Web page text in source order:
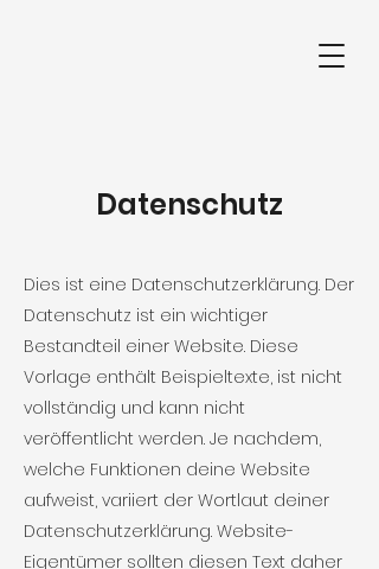
Datenschutz
Dies ist eine Datenschutzerklärung. Der
Datenschutz ist ein wichtiger
Bestandteil einer Website. Diese
Vorlage enthält Beispieltexte, ist nicht
vollständig und kann nicht
veröffentlicht werden. Je nachdem,
welche Funktionen deine Website
aufweist, variiert der Wortlaut deiner
Datenschutzerklärung. Website-
Eigentümer sollten diesen Text daher